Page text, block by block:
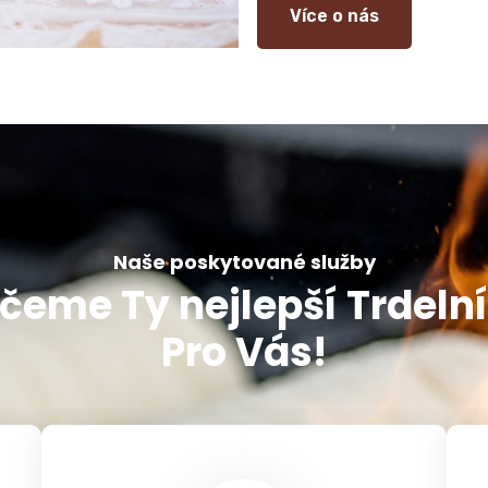
Více o nás
Naše poskytované služby
Ty nejlepší
Pro Vás!